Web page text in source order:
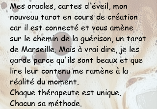
Mes oracles, cartes d'éveil, mon
nouveau tarot en cours de création
car il est connecté et vous amène
sur le chemin de la guérison, un tarot
de Marseille. Mais à vrai dire, je les
garde parce qu'ils sont beaux et que
lire leur contenu me ramène à la
réalité du moment.
Chaque thérapeute est unique.
Chacun sa méthode.